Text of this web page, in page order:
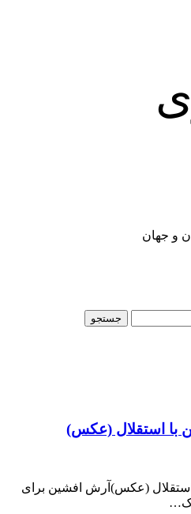
و جهان
با استقلال (عکس)
استقلال (عکس)آرش افشین برای